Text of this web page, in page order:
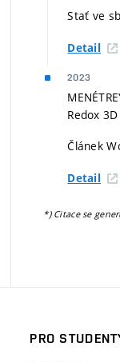
Stať ve
Detail
2023
Redox
Článek
Detail
*) Citace se
PRO